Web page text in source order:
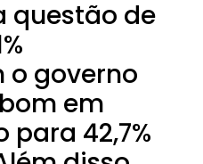
questão de
o governo
em
para 42,7%